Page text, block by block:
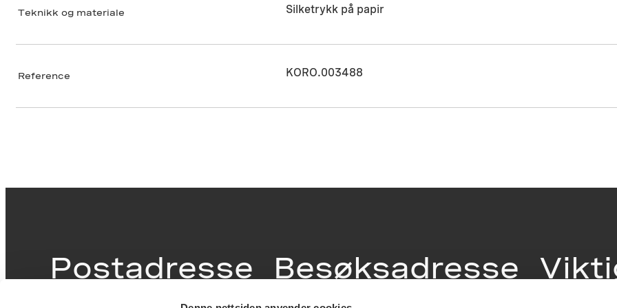
Teknikk og materiale Silketrykk på papir
Reference KORO.003488
Postadresse Besøksadresse